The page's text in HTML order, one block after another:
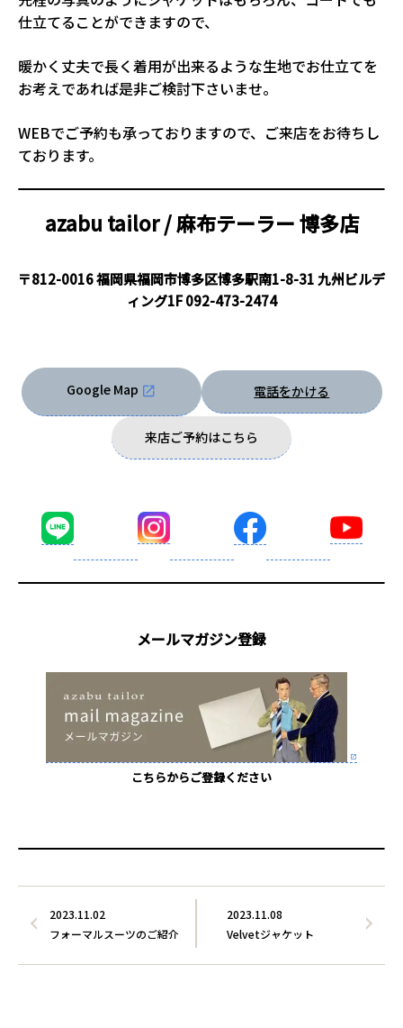
仕立てることができますので、
暖かく丈夫で長く着用が出来るような生地でお仕立てを
お考えであれば是非ご検討下さいませ。
WEBでご予約も承っておりますので、ご来店をお待ちし
ております。
azabu tailor / 麻布テーラー博多店
〒812-0016 福岡県福岡市博多区博多駅南1-8-31 九州ビルデ
ィング1F 092-473-2474
Google Map 電話をかける
来店ご予約はこちら
メールマガジン登録
こちらからご登録ください
2023.11.08
Velvetジャケット
2023.11.02
フォーマルスーツのご紹介